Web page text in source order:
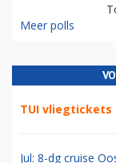
Meer polls
TUI vliegtickets
Jul: 8-dg cruise